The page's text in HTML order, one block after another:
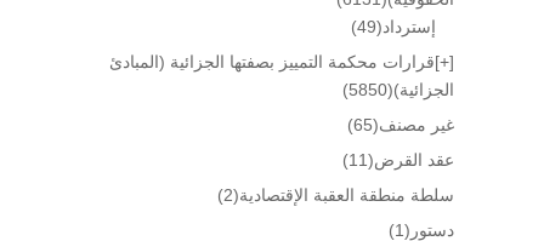
إسترداد(49)
[+]قرارات محكمة التمييز بصفتها الجزائية (المبادئ
الجزائية)(5850)
غير مصنف(65)
عقد القرض(11)
سلطة منطقة العقبة الإقتصادية(2)
دستور (1)